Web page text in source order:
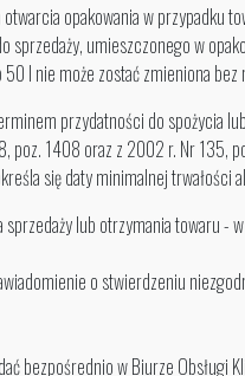
opakowania w przypadku
sprzedaży, umieszczonego w
l nie może zostać zmieniona bez
przydatności do spożycia
poz. 1408 oraz z 2002 r. Nr 135,
się daty minimalnej trwałości
lub otrzymania towaru -
o stwierdzeniu
bezpośrednio w Biurze Obsługi